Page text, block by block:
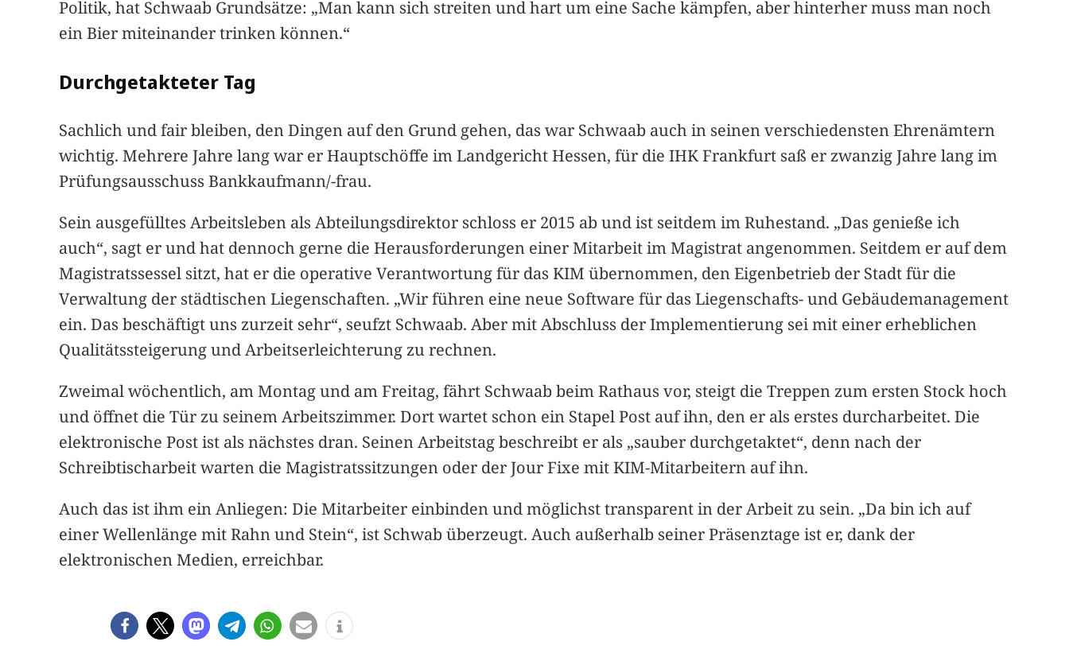
Politik, hat Schwaab Grundsätze: „Man kann sich streiten und hart um eine Sache kämpfen, aber hinterher muss man noch
ein Bier miteinander trinken können.“
Durchgetakteter Tag
Sachlich und fair bleiben, den Dingen auf den Grund gehen, das war Schwaab auch in seinen verschiedensten Ehrenämtern
wichtig. Mehrere Jahre lang war er Hauptschöffe im Landgericht Hessen, für die IHK Frankfurt saß er zwanzig Jahre lang im
Prüfungsausschuss Bankkaufmann/-frau.
Sein ausgefülltes Arbeitsleben als Abteilungsdirektor schloss er 2015 ab und ist seitdem im Ruhestand. „Das genieße ich
auch“, sagt er und hat dennoch gerne die Herausforderungen einer Mitarbeit im Magistrat angenommen. Seitdem er auf dem
Magistratssessel sitzt, hat er die operative Verantwortung für das KIM übernommen, den Eigenbetrieb der Stadt für die
Verwaltung der städtischen Liegenschaften. „Wir führen eine neue Software für das Liegenschafts- und Gebäudemanagement
ein. Das beschäftigt uns zurzeit sehr“, seufzt Schwaab. Aber mit Abschluss der Implementierung sei mit einer erheblichen
Qualitätssteigerung und Arbeitserleichterung zu rechnen.
Zweimal wöchentlich, am Montag und am Freitag, fährt Schwaab beim Rathaus vor, steigt die Treppen zum ersten Stock hoch
und öffnet die Tür zu seinem Arbeitszimmer. Dort wartet schon ein Stapel Post auf ihn, den er als erstes durcharbeitet. Die
elektronische Post ist als nächstes dran. Seinen Arbeitstag beschreibt er als „sauber durchgetaktet“, denn nach der
Schreibtischarbeit warten die Magistratssitzungen oder der Jour Fixe mit KIM-Mitarbeitern auf ihn.
Auch das ist ihm ein Anliegen: Die Mitarbeiter einbinden und möglichst transparent in der Arbeit zu sein. „Da bin ich auf
einer Wellenlänge mit Rahn und Stein“, ist Schwab überzeugt. Auch außerhalb seiner Präsenztage ist er, dank der
elektronischen Medien, erreichbar.